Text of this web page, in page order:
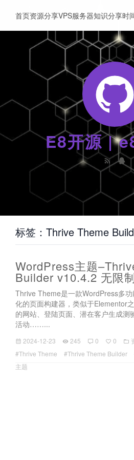
E8开源 |
首页资源分享VPS服务器知识分享时
标签：Thrive Theme
WordPress主题
Builder v10.4.2 无限
Thrive Theme是一款WordPress多
化的页面构建器，类似于Elementor
的网站、登陆页面、潜在客户生成测
活动……...
2024-12-23 245 0 0
#Thrive Theme
#Thrive Theme Builder
主题